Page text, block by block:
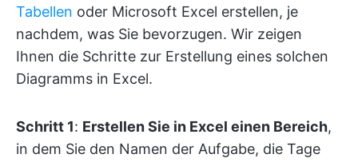
Tabellen oder Microsoft Excel erstellen, je
nachdem, was Sie bevorzugen. Wir zeigen
Ihnen die Schritte zur Erstellung eines solchen
Diagramms in Excel.
Schritt 1: Erstellen Sie in Excel einen Bereich,
in dem Sie den Namen der Aufgabe, die Tage